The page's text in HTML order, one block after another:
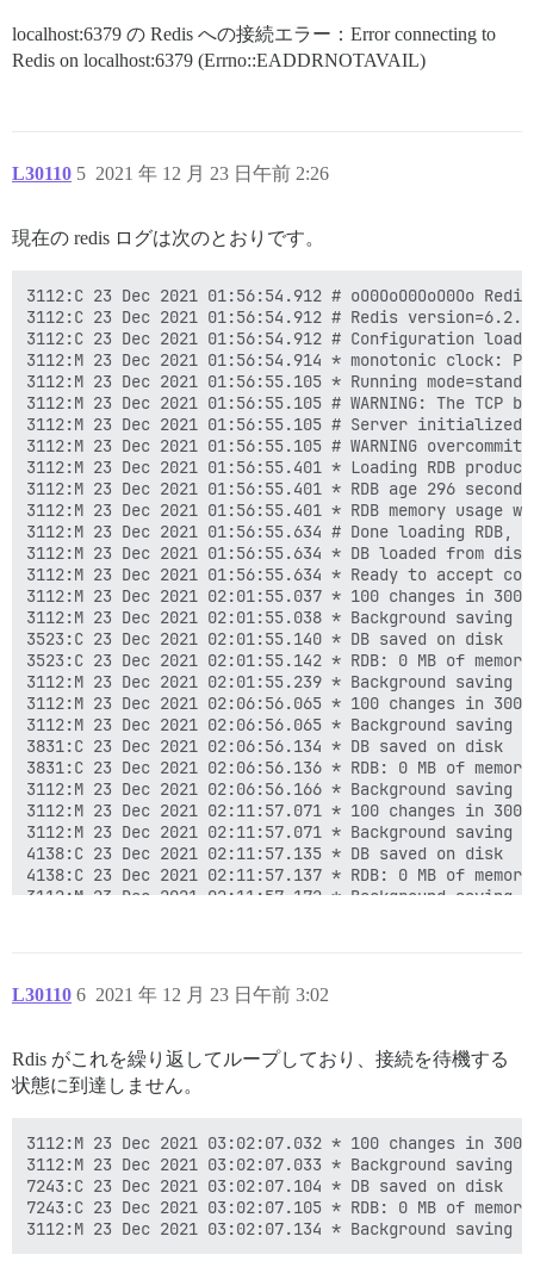
localhost:6379 の Redis への接続エラー：Error connecting to
Redis on localhost:6379 (Errno::EADDRNOTAVAIL)
L30110 2021 年 12 月 23 日午前 2:26
5
現在の redis ログは次のとおりです。
3112:C 23 Dec 2021 01:56:54.912 # oO0OoO0OoO0Oo
3112:C 23 Dec 2021 01:56:54.912 # Redis
3112:C 23 Dec 2021 01:56:54.912 # Configuration
3112:M 23 Dec 2021 01:56:54.914 * monotonic clock:
3112:M 23 Dec 2021 01:56:55.105 * Running
3112:M 23 Dec 2021 01:56:55.105 # WARNING: The
3112:M 23 Dec 2021 01:56:55.105 # Server initialized
3112:M 23 Dec 2021 01:56:55.105 # WARNING
3112:M 23 Dec 2021 01:56:55.401 * Loading RDB
3112:M 23 Dec 2021 01:56:55.401 * RDB age 296 seconds
3112:M 23 Dec 2021 01:56:55.401 * RDB memory usage
3112:M 23 Dec 2021 01:56:55.634 # Done loading
3112:M 23 Dec 2021 01:56:55.634 * DB loaded from
3112:M 23 Dec 2021 01:56:55.634 * Ready to accept
3112:M 23 Dec 2021 02:01:55.037 * 100 changes in
3112:M 23 Dec 2021 02:01:55.038 * Background
3523:C 23 Dec 2021 02:01:55.140 * DB saved on disk
3523:C 23 Dec 2021 02:01:55.142 * RDB: 0 MB of
3112:M 23 Dec 2021 02:01:55.239 * Background saving
3112:M 23 Dec 2021 02:06:56.065 * 100 changes in
3112:M 23 Dec 2021 02:06:56.065 * Background
3831:C 23 Dec 2021 02:06:56.134 * DB saved on disk
3831:C 23 Dec 2021 02:06:56.136 * RDB: 0 MB of
3112:M 23 Dec 2021 02:06:56.166 * Background saving
3112:M 23 Dec 2021 02:11:57.071 * 100 changes in
3112:M 23 Dec 2021 02:11:57.071 * Background
4138:C 23 Dec 2021 02:11:57.135 * DB saved on disk
4138:C 23 Dec 2021 02:11:57.137 * RDB: 0 MB of
3112:M 23 Dec 2021 02:11:57.172 * Background saving
4448:C 23 Dec 2021 02:16:58.066 * RDB: 0 MB of
L30110 2021 年 12 月 23 日午前 3:02
6
Rdis がこれを繰り返してループしており、接続を待機する
状態に到達しません。
3112:M 23 Dec 2021 03:02:07.032 * 100 changes in
3112:M 23 Dec 2021 03:02:07.033 * Background
7243:C 23 Dec 2021 03:02:07.104 * DB saved on disk
7243:C 23 Dec 2021 03:02:07.105 * RDB: 0 MB of